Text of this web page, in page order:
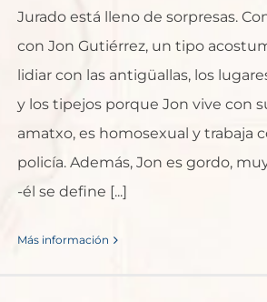
Jurado está lleno de sorpresas.
con Jon Gutiérrez, un tipo
lidiar con las antigüallas, los
y los tipejos porque Jon vive con
amatxo, es homosexual y trabaja
policía. Además, Jon es gordo,
-él se define [...]
Más información